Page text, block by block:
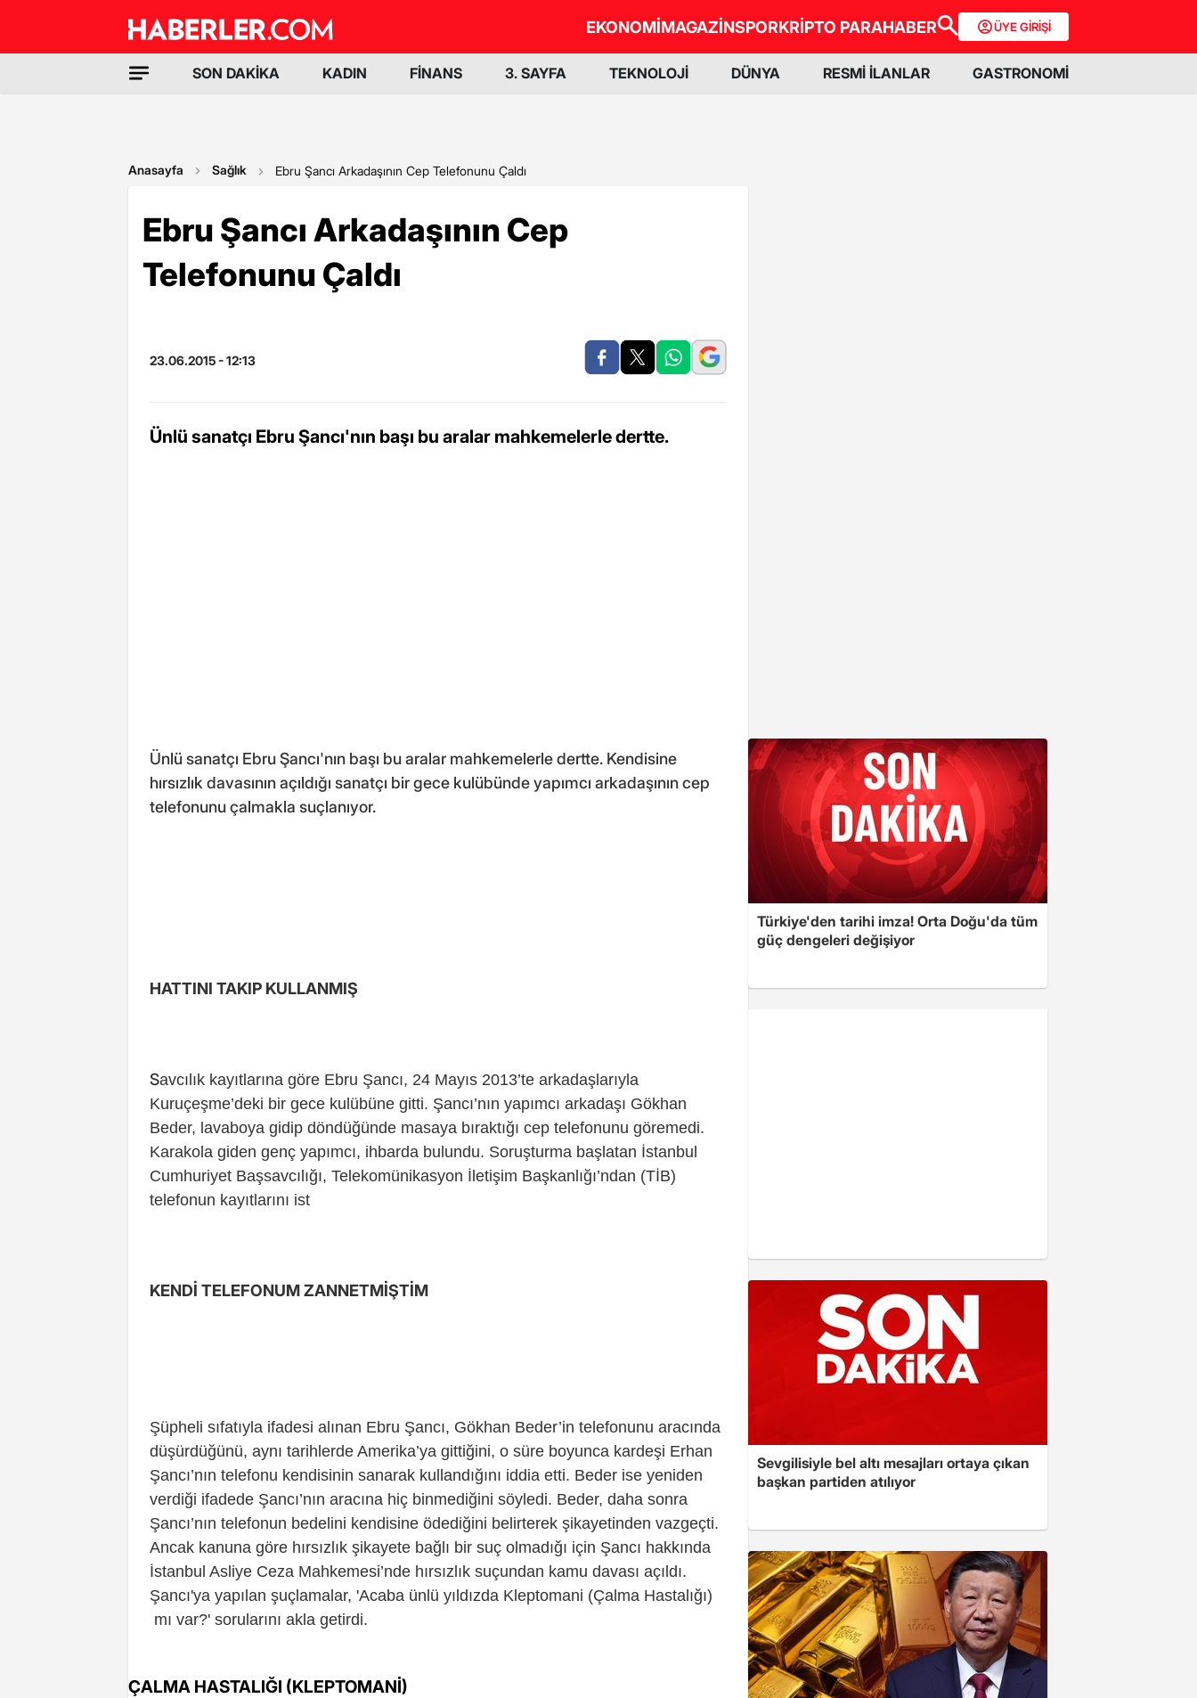
EKONOMİMAGAZİNSPORKRİPTO PARAHABER ÜYE GİRİŞİ
SON DAKİKA KADIN FİNANS 3. SAYFA TEKNOLOJİ DÜNYA RESMİ İLANLAR GASTRONOMİ
Anasayfa Sağlık Ebru Şancı Arkadaşının Cep Telefonunu Çaldı
Ebru Şancı Arkadaşının Cep
Telefonunu Çaldı
23.06.2015 - 12:13
Ünlü sanatçı Ebru Şancı'nın başı bu aralar mahkemelerle dertte.
Ünlü sanatçı Ebru Şancı'nın başı bu aralar mahkemelerle dertte. Kendisine
hırsızlık davasının açıldığı sanatçı bir gece kulübünde yapımcı arkadaşının cep
telefonunu çalmakla suçlanıyor.
HATTINI TAKIP KULLANMIŞ
Savcılık kayıtlarına göre Ebru Şancı, 24 Mayıs 2013’te arkadaşlarıyla
Kuruçeşme’deki bir gece kulübüne gitti. Şancı’nın yapımcı arkadaşı Gökhan
Beder, lavaboya gidip döndüğünde masaya bıraktığı cep telefonunu göremedi.
Karakola giden genç yapımcı, ihbarda bulundu. Soruşturma başlatan İstanbul
Cumhuriyet Başsavcılığı, Telekomünikasyon İletişim Başkanlığı’ndan (TİB)
telefonun kayıtlarını ist
KENDİ TELEFONUM ZANNETMİŞTİM
Şüpheli sıfatıyla ifadesi alınan Ebru Şancı, Gökhan Beder’in telefonunu aracında
düşürdüğünü, aynı tarihlerde Amerika’ya gittiğini, o süre boyunca kardeşi Erhan
Şancı’nın telefonu kendisinin sanarak kullandığını iddia etti. Beder ise yeniden
verdiği ifadede Şancı’nın aracına hiç binmediğini söyledi. Beder, daha sonra
Şancı’nın telefonun bedelini kendisine ödediğini belirterek şikayetinden vazgeçti.
Ancak kanuna göre hırsızlık şikayete bağlı bir suç olmadığı için Şancı hakkında
İstanbul Asliye Ceza Mahkemesi’nde hırsızlık suçundan kamu davası açıldı.
Şancı'ya yapılan şuçlamalar, 'Acaba ünlü yıldızda Kleptomani (Çalma Hastalığı)
mı var?' sorularını akla getirdi.
ÇALMA HASTALIĞI (KLEPTOMANİ)
Türkiye'den tarihi imza! Orta Doğu'da tüm
güç dengeleri değişiyor
Sevgilisiyle bel altı mesajları ortaya çıkan
başkan partiden atılıyor